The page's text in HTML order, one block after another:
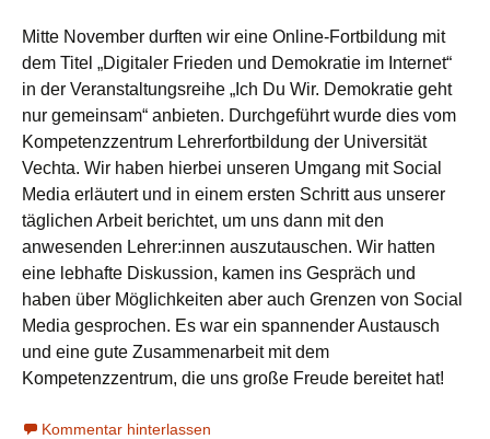
Mitte November durften wir eine Online-Fortbildung mit
dem Titel „Digitaler Frieden und Demokratie im Internet“
in der Veranstaltungsreihe „Ich Du Wir. Demokratie geht
nur gemeinsam“ anbieten. Durchgeführt wurde dies vom
Kompetenzzentrum Lehrerfortbildung der Universität
Vechta. Wir haben hierbei unseren Umgang mit Social
Media erläutert und in einem ersten Schritt aus unserer
täglichen Arbeit berichtet, um uns dann mit den
anwesenden Lehrer:innen auszutauschen. Wir hatten
eine lebhafte Diskussion, kamen ins Gespräch und
haben über Möglichkeiten aber auch Grenzen von Social
Media gesprochen. Es war ein spannender Austausch
und eine gute Zusammenarbeit mit dem
Kompetenzzentrum, die uns große Freude bereitet hat!
Kommentar hinterlassen